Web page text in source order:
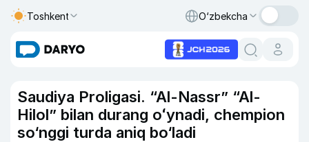
Toshkent O‘zbekcha
Saudiya Proligasi. “Al-Nassr” “Al-
Hilol” bilan durang oʻynadi, chempion
so‘nggi turda aniq bo‘ladi